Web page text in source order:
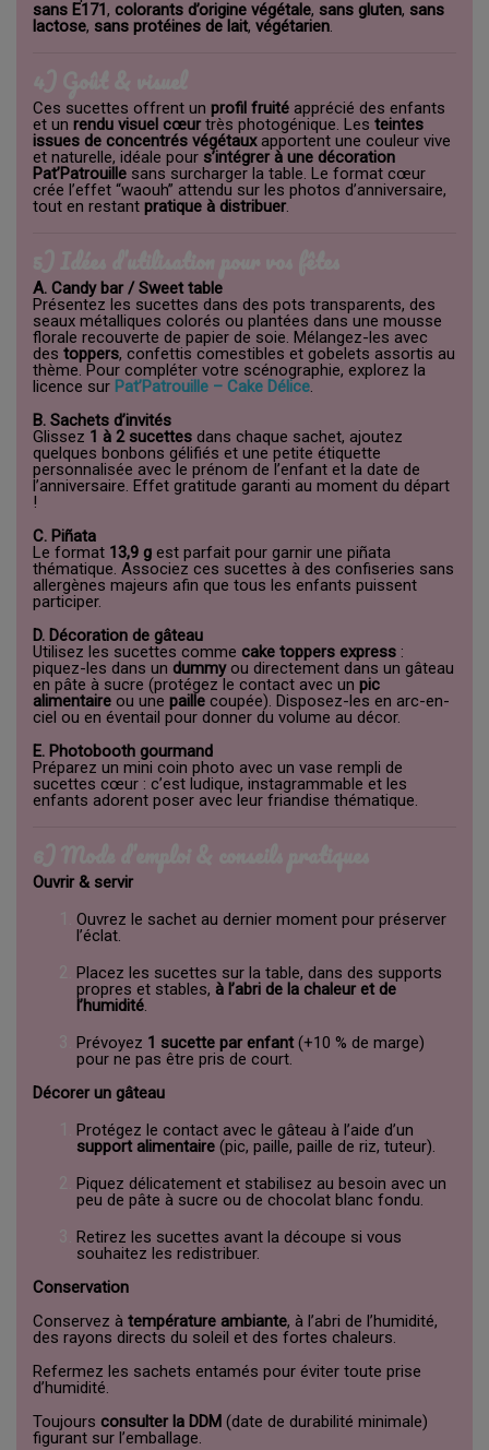
sans E171, colorants d’origine végétale, sans gluten, sans
lactose, sans protéines de lait, végétarien.
Ces sucettes offrent un profil fruité apprécié des enfants
et un rendu visuel cœurtrès photogénique. Les teintes
issues de concentrés végétauxapportent une couleur vive
et naturelle, idéale pour s’intégrer à une décoration
Pat’Patrouille sans surcharger la table. Le format cœur
crée l’effet “waouh” attendu sur les photos d’anniversaire,
tout en restant pratique à distribuer.
A. Candy bar / Sweet table
Présentez les sucettes dans des pots transparents, des
seaux métalliques colorés ou plantées dans une mousse
florale recouverte de papier de soie. Mélangez-les avec
des toppers, confettis comestibles et gobelets assortis au
thème. Pour compléter votre scénographie, explorez la
licence sur Pat’Patrouille – Cake Délice.
B. Sachets d’invités
Glissez 1 à 2 sucettes dans chaque sachet, ajoutez
quelques bonbons gélifiés et une petite étiquette
personnalisée avec le prénom de l’enfant et la date de
l’anniversaire. Effet gratitude garanti au moment du départ
!
C. Piñata
Le format 13,9 g est parfait pour garnir une piñata
thématique. Associez ces sucettes à des confiseries sans
allergènes majeurs afin que tous les enfants puissent
participer.
D. Décoration de gâteau
Utilisez les sucettes comme cake toppers express :
piquez-les dans un dummyou directement dans un gâteau
en pâte à sucre (protégez le contact avec un pic
alimentaire ou une paille coupée). Disposez-les en arc-en-
ciel ou en éventail pour donner du volume au décor.
E. Photobooth gourmand
Préparez un mini coin photo avec un vase rempli de
sucettes cœur : c’est ludique, instagrammable et les
enfants adorent poser avec leur friandise thématique.
Ouvrir & servir
Ouvrez le sachet au dernier moment pour préserver
l’éclat.
Placez les sucettes sur la table, dans des supports
propres et stables, à l’abri de la chaleur et de
l’humidité.
Prévoyez 1 sucette par enfant(+10 % de marge)
pour ne pas être pris de court.
Décorer un gâteau
Protégez le contact avec le gâteau à l’aide d’un
support alimentaire (pic, paille, paille de riz, tuteur).
Piquez délicatement et stabilisez au besoin avec un
peu de pâte à sucre ou de chocolat blanc fondu.
Retirez les sucettes avant la découpe si vous
souhaitez les redistribuer.
Conservation
Conservez à température ambiante, à l’abri de l’humidité,
des rayons directs du soleil et des fortes chaleurs.
Refermez les sachets entamés pour éviter toute prise
d’humidité.
Toujours consulter la DDM (date de durabilité minimale)
figurant sur l’emballage.